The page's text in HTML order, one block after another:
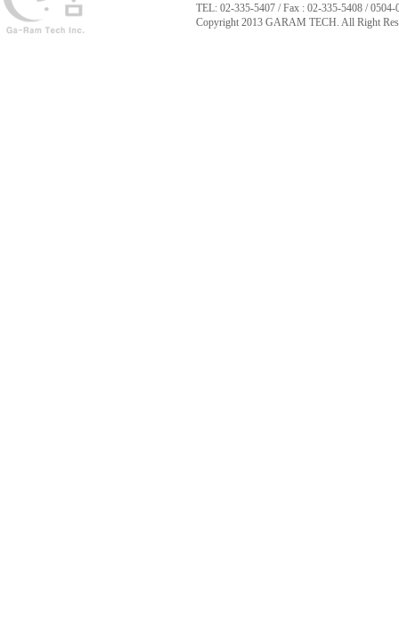
TEL: 02-335-5407 / Fax : 02-335-5408 / 0504-
Copyright 2013 GARAM TECH. All Right